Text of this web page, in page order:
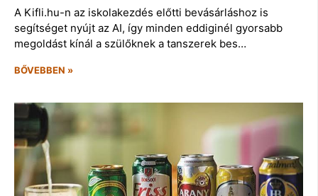
A Kifli.hu-n az iskolakezdés előtti bevásárláshoz is
segítséget nyújt az AI, így minden eddiginél gyorsabb
megoldást kínál a szülőknek a tanszerek bes…
BŐVEBBEN »